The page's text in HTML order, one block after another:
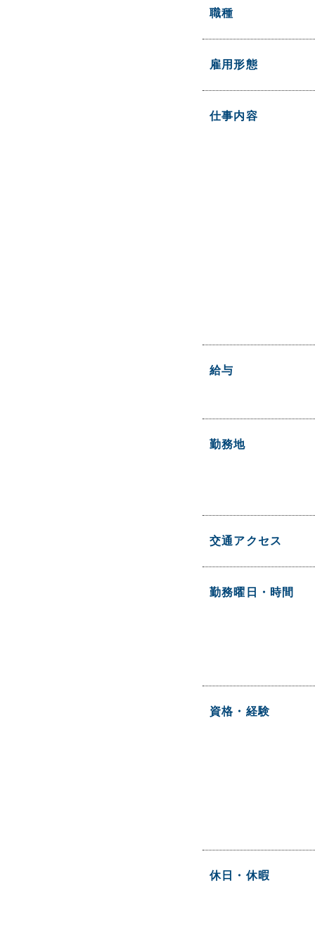
職種
雇用形態
仕事内容
給与
勤務地
交通アクセス
勤務曜日・時間
資格・経験
休日・休暇